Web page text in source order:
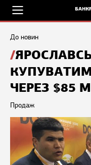
До новин
ЧЕРЕЗ $85
Продаж